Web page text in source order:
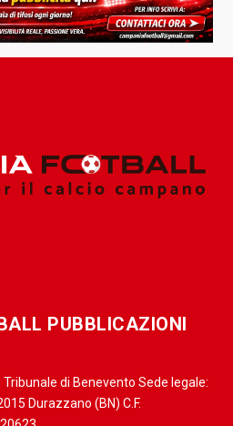
PUBBLICAZIONI
di Benevento Sede legale:
Durazzano (BN) C.F.